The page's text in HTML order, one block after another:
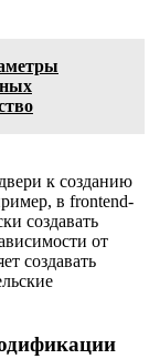
к созданию
в frontend-
создавать
от
создавать